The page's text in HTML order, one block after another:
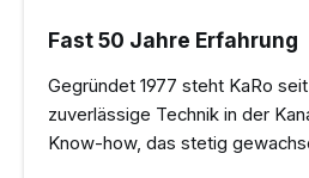
Fast 50 Jahre Erfahrung
Gegründet 1977 steht KaRo
zuverlässige Technik in der
Know-how, das stetig